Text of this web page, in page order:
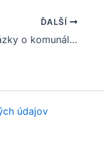
ĎALŠÍ
Často kladené otázky o komunálnych voľbách v obci Cífer
údajov